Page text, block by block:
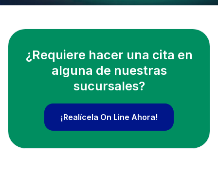
¿Requiere hacer una cita en
alguna de nuestras
sucursales?
¡Realícela On Line Ahora!